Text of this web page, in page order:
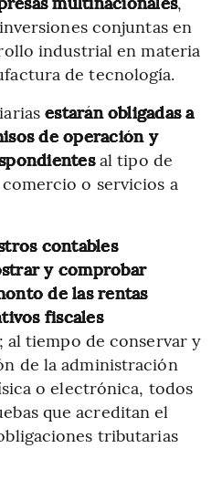
conjuntas en
industrial en materia
de tecnología.
estarán obligadas a
de operación y
al tipo de
o servicios a
contables
y comprobar
de las rentas
fiscales
al tiempo de conservar y
de la administración
o electrónica, todos
que acreditan el
tributarias